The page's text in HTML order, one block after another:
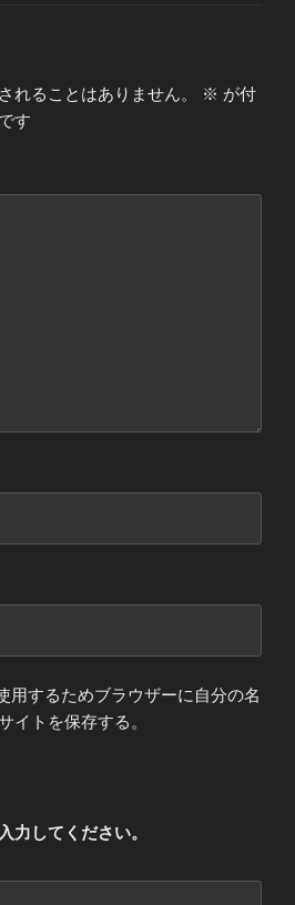
れることはありません。 ※ が付
す
用するためブラウザーに自分の名
イトを保存する。
力してください。